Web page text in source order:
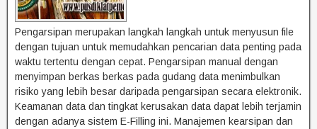
Pengarsipan merupakan langkah langkah untuk menyusun file
dengan tujuan untuk memudahkan pencarian data penting pada
waktu tertentu dengan cepat. Pengarsipan manual dengan
menyimpan berkas berkas pada gudang data menimbulkan
risiko yang lebih besar daripada pengarsipan secara elektronik.
Keamanan data dan tingkat kerusakan data dapat lebih terjamin
dengan adanya sistem E-Filling ini. Manajemen kearsipan dan